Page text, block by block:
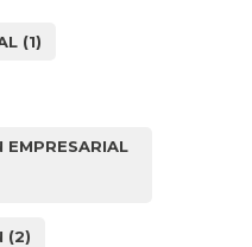
(1)
EMPRESARIAL
(2)